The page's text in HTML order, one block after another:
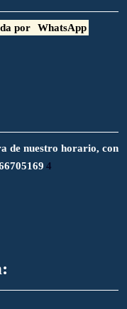
por WhatsApp
de nuestro horario, con
4